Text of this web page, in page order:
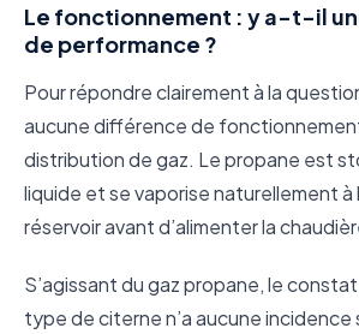
Le fonctionnement : y a-t-il
de performance ?
Pour répondre clairement à la
aucune différence de
distribution de gaz. Le propane est
liquide et se vaporise naturellement à
réservoir avant d’alimenter la
S’agissant du gaz propane, le
type de citerne n’a aucune incidence